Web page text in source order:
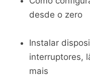
desde o zero
Instalar
interruptores,
mais